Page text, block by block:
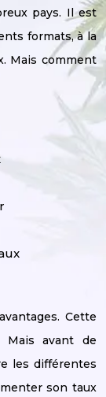
pays. Il est
formats, à la
Mais comment
Cette
avant de
les différentes
son taux